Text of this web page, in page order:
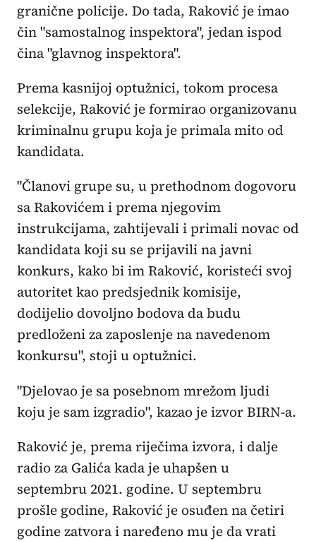
granične policije. Do tada, Raković je imao
čin "samostalnog inspektora", jedan ispod
čina "glavnog inspektora".
Prema kasnijoj optužnici, tokom procesa
selekcije, Raković je formirao organizovanu
kriminalnu grupu koja je primala mito od
kandidata.
"Članovi grupe su, u prethodnom dogovoru
sa Rakovićem i prema njegovim
instrukcijama, zahtijevali i primali novac od
kandidata koji su se prijavili na javni
konkurs, kako bi im Raković, koristeći svoj
autoritet kao predsjednik komisije,
dodijelio dovoljno bodova da budu
predloženi za zaposlenje na navedenom
konkursu", stoji u optužnici.
"Djelovao je sa posebnom mrežom ljudi
koju je sam izgradio", kazao je izvor BIRN-a.
Raković je, prema riječima izvora, i dalje
radio za Galića kada je uhapšen u
septembru 2021. godine. U septembru
prošle godine, Raković je osuđen na četiri
godine zatvora i naređeno mu je da vrati